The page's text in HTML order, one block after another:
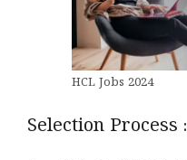
HCL Jobs 2024
Selection Process :